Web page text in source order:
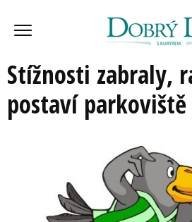
Stížnosti zabraly,
postaví parkoviště